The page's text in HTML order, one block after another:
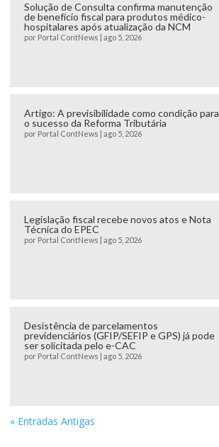
Solução de Consulta confirma manutenção
de benefício fiscal para produtos médico-
hospitalares após atualização da NCM
por Portal ContNews ago 5, 2026
Artigo: A previsibilidade como condição para
o sucesso da Reforma Tributária
por Portal ContNews ago 5, 2026
Legislação fiscal recebe novos atos e Nota
Técnica do EPEC
por Portal ContNews ago 5, 2026
Desistência de parcelamentos
previdenciários (GFIP/SEFIP e GPS) já pode
ser solicitada pelo e-CAC
por Portal ContNews ago 5, 2026
« Entradas Antigas